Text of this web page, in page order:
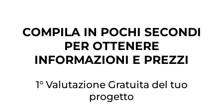
COMPILA IN POCHI SECONDI
PER OTTENERE
INFORMAZIONI E PREZZI
1° Valutazione Gratuita del tuo
progetto